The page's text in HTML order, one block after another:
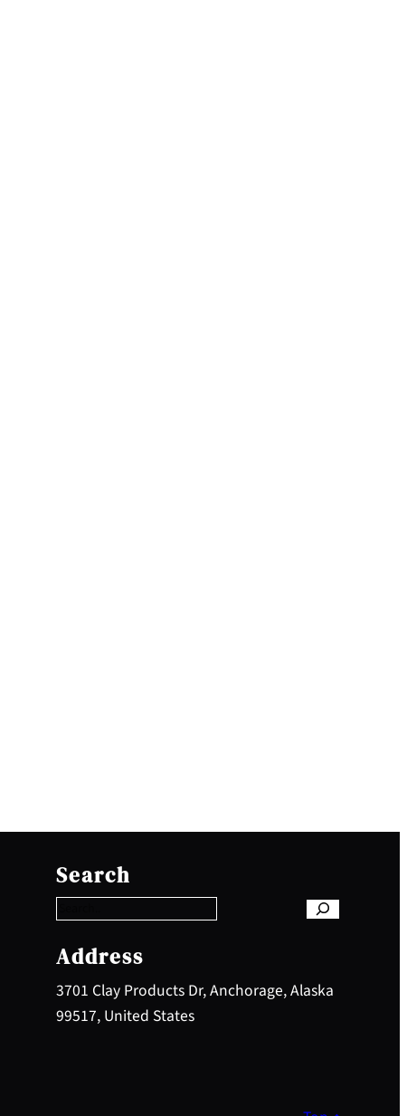
Search
e
a
c
h
Address
3701 Clay Products Dr, Anchorage, Alaska
99517, United States